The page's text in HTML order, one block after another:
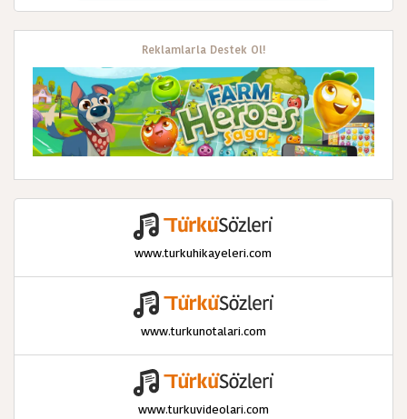
Reklamlarla Destek Ol!
www.turkuhikayeleri.com
www.turkunotalari.com
www.turkuvideolari.com